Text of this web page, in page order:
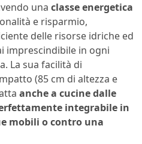
una classe energetica
e risparmio,
delle risorse idriche ed
imprescindibile in ogni
La sua facilità di
(85 cm di altezza e
anche a cucine dalle
integrabile in
mobili o contro una